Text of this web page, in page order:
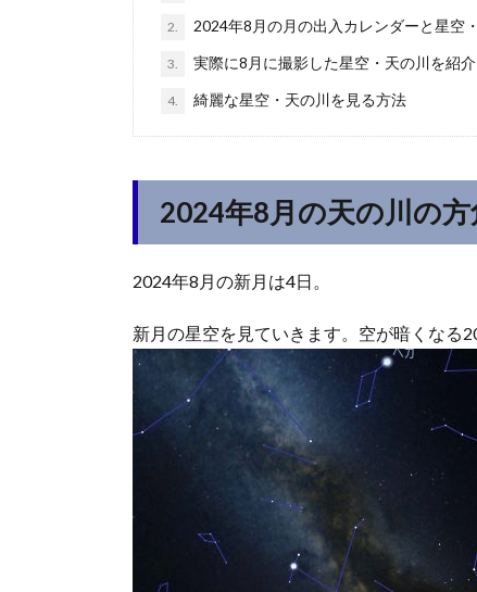
2. 2024年8月の月の出入カレンダーと星空
3. 実際に8月に撮影した星空・天の川を紹介
4. 綺麗な星空・天の川を見る方法
2024年8月の天の川の
2024年8月の新月は4日。
新月の星空を見ていきます。空が暗くなる